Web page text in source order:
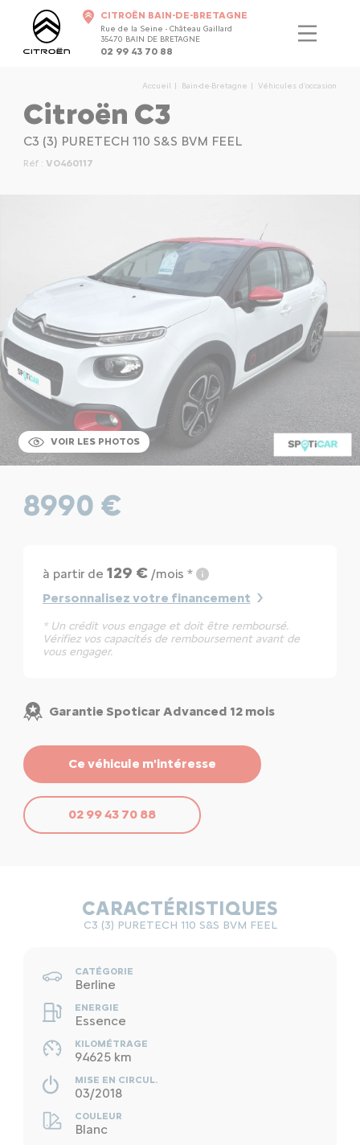
CITROËN BAIN-DE-BRETAGNE
Rue de la Seine - Château Gaillard
35470 BAIN DE BRETAGNE
02 99 43 70 88
Accueil Bain-de-Bretagne Véhicules d'occasion
Citroën C3
C3 (3) PURETECH 110 S&S BVM FEEL
Réf : VO460117
VOIR LES PHOTOS
8990 €
à partir de 129 €/mois *
Personnalisez votre financement
* Un crédit vous engage et doit être remboursé.
Vérifiez vos capacités de remboursement avant de
vous engager.
Garantie Spoticar Advanced 12 mois
Ce véhicule m'intéresse
02 99 43 70 88
CARACTÉRISTIQUES
C3 (3) PURETECH 110 S&S BVM FEEL
CATÉGORIE
Berline
ENERGIE
Essence
KILOMÉTRAGE
94625 km
MISE EN CIRCUL.
03/2018
COULEUR
Blanc